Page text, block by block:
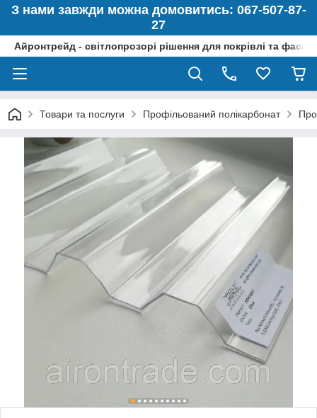
З нами завжди можна домовитись: 067-507-87-
27
Айронтрейд - світлопрозорі рішення для покрівлі та
Товари та послуги Профільований полікарбонат